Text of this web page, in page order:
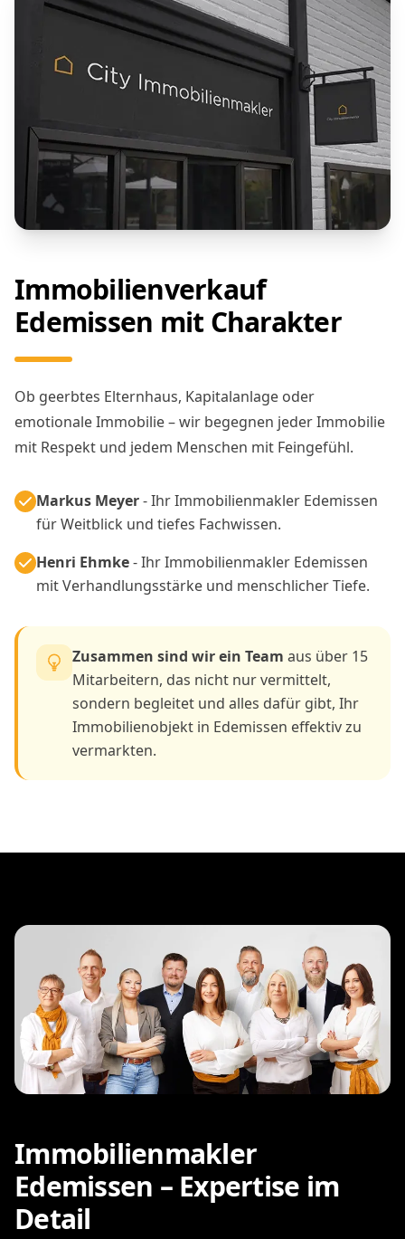
Immobilienverkauf
Edemissen mit Charakter
Ob geerbtes Elternhaus, Kapitalanlage oder
emotionale Immobilie – wir begegnen jeder Immobilie
mit Respekt und jedem Menschen mit Feingefühl.
Markus Meyer- Ihr Immobilienmakler Edemissen
für Weitblick und tiefes Fachwissen.
Henri Ehmke- Ihr Immobilienmakler Edemissen
mit Verhandlungsstärke und menschlicher Tiefe.
Zusammen sind wir ein Team aus über 15
Mitarbeitern, das nicht nur vermittelt,
sondern begleitet und alles dafür gibt, Ihr
Immobilienobjekt in Edemissen effektiv zu
vermarkten.
Immobilienmakler
Edemissen – Expertise im
Detail